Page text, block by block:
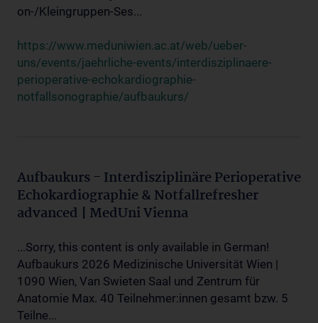
on-/Kleingruppen-Ses...
https://www.meduniwien.ac.at/web/ueber-
uns/events/jaehrliche-events/interdisziplinaere-
perioperative-echokardiographie-
notfallsonographie/aufbaukurs/
Aufbaukurs - Interdisziplinäre Perioperative
Echokardiographie & Notfallrefresher
advanced | MedUni Vienna
...Sorry, this content is only available in German!
Aufbaukurs 2026 Medizinische Universität Wien |
1090 Wien, Van Swieten Saal und Zentrum für
Anatomie Max. 40 Teilnehmer:innen gesamt bzw. 5
Teilne...